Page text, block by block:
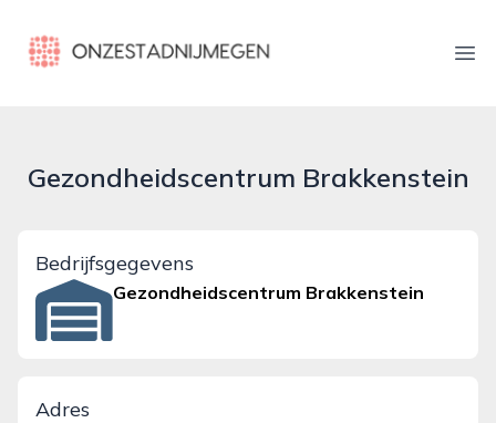
onzestadnijmegen.nl
Gezondheidscentrum Brakkenstein
Bedrijfsgegevens
Gezondheidscentrum Brakkenstein
Adres